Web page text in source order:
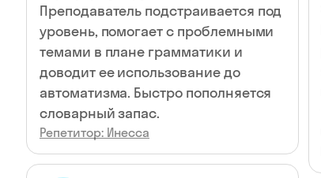
Преподаватель подстраивается под
уровень, помогает с проблемными
темами в плане грамматики и
доводит ее использование до
автоматизма. Быстро пополняется
словарный запас.
Репетитор: Инесса